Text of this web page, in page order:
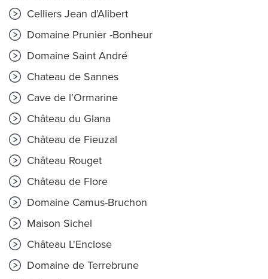
Celliers Jean d’Alibert
Domaine Prunier -Bonheur
Domaine Saint André
Chateau de Sannes
Cave de l’Ormarine
Château du Glana
Château de Fieuzal
Château Rouget
Château de Flore
Domaine Camus-Bruchon
Maison Sichel
Château L'Enclose
Domaine de Terrebrune